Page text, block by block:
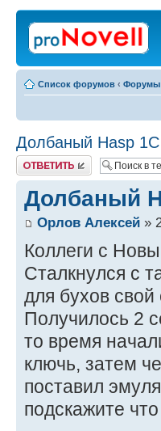
Список форумов ‹ Форумы
Долбаный Hasp 1C
Ответить
Долбаный
Орлов Алексей »
Коллеги с
Сталкнулся с
для бухов
Получилось 2
то время
ключь, затем
поставил
подскажите